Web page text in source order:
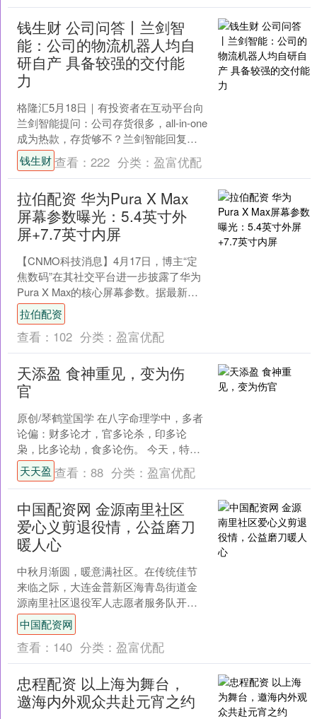
钱生财 公司问答丨兰剑智
能：公司的物流机器人均自
研自产 具备较强的交付能
力
格隆汇5月18日｜有投资者在互动平台向
兰剑智能提问：公司存货很多，all-in-one
成为热款，存货够不？兰剑智能回复
称，公司的物流机器人均自研自产，根
据所承接....
钱生财查看： 222 分类： 盈富优配
拉伯配资 华为Pura X Max
屏幕参数曝光：5.4英寸外
屏+7.7英寸内屏
【CNMO科技消息】4月17日，博主“定
焦数码”在其社交平台进一步披露了华为
Pura X Max的核心屏幕参数。据最新爆
料，该机预计将配备一块亮度高达3500
尼....
拉伯配资
查看： 102 分类： 盈富优配
天添盈 食神重见，变为伤
官
原创/琴鹤堂国学 在八字命理学中，多者
论偏：财多论才，官多论杀，印多论
枭，比多论劫，食多论伤。 今天，特与
大家共同深度学习食多论伤。 《三命通
会·卷五·论食神》....
天天盈 查看： 88 分类： 盈富优配
中国配资网 金源南里社区
爱心义剪退役情，公益磨刀
暖人心
中秋月渐圆，暖意满社区。在传统佳节
来临之际，大连金普新区海青岛街道金
源南里社区退役军人志愿者服务队开展
了 “爱心义剪退役情、公益磨刀暖人心”
主题便民活动，用实....
中国配资网
查看： 140 分类： 盈富优配
忠程配资 以上海为舞台，
邀海内外观众共赴元宵之约